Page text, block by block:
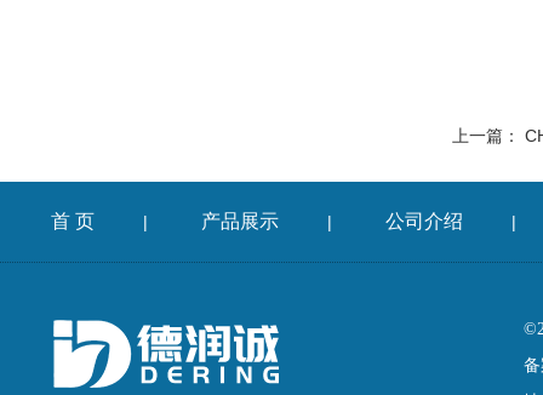
上一篇：
首 页 | 产品展示 | 公司介绍 |
备